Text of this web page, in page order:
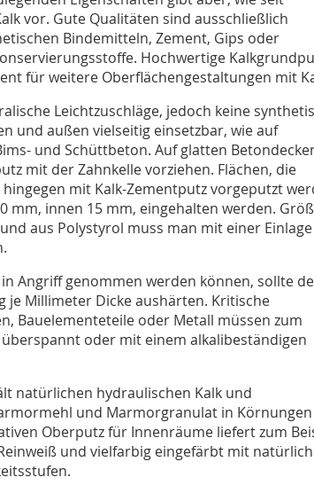
vor. Gute Qualitäten sind ausschließlich
Bindemitteln, Zement, Gips oder
Hochwertige
für weitere Oberflächengestaltungen mit
Leichtzuschläge, jedoch keine
und außen vielseitig einsetzbar, wie auf
und Schüttbeton. Auf glatten
mit der Zahnkelle vorziehen. Flächen, die
mit Kalk-Zementputz vorgeputzt
mm, innen 15 mm, eingehalten werden.
aus Polystyrol muss man mit einer Einlage
Angriff genommen werden können, sollte
je Millimeter Dicke aushärten. Kritische
Bauelementeteile oder Metall müssen zum
oder mit einem alkalibeständigen
natürlichen hydraulischen Kalk und
und Marmorgranulat in
Oberputz für Innenräume liefert zum
und vielfarbig eingefärbt mit